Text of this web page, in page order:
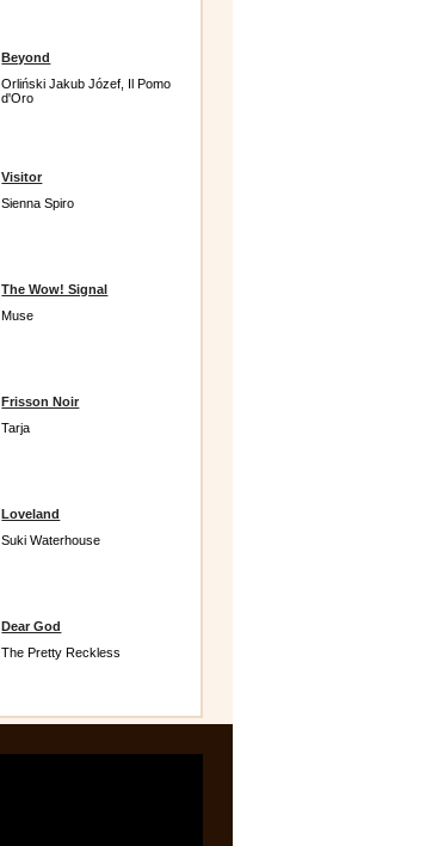
Beyond
Orliński Jakub Józef, Il Pomo
d'Oro
Visitor
Sienna Spiro
The Wow! Signal
Muse
Frisson Noir
Tarja
Loveland
Suki Waterhouse
Dear God
The Pretty Reckless